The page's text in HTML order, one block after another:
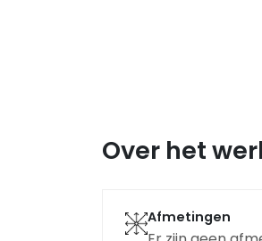
Over het
Afmetingen